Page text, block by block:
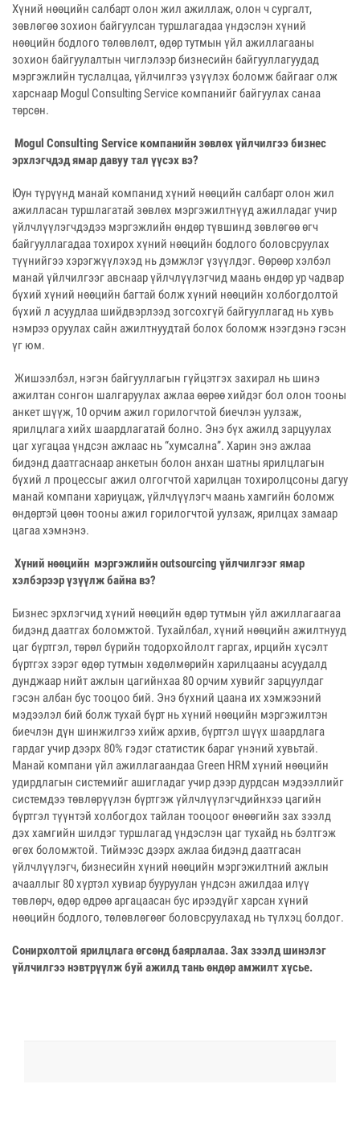
Хүний нөөцийн салбарт олон жил ажиллаж, олон ч сургалт,
зөвлөгөө зохион байгуулсан туршлагадаа үндэслэн хүний
нөөцийн бодлого төлөвлөлт, өдөр тутмын үйл ажиллагааны
зохион байгуулалтын чиглэлээр бизнесийн байгууллагуудад
мэргэжлийн туслалцаа, үйлчилгээ үзүүлэх боломж байгааг олж
харснаар Mogul Consulting Service компанийг байгуулах санаа
төрсөн.
Mogul Consulting Service компанийн зөвлөх үйлчилгээ бизнес
эрхлэгчдэд ямар давуу тал үүсэх вэ?
Юун түрүүнд манай компанид хүний нөөцийн салбарт олон жил
ажилласан туршлагатай зөвлөх мэргэжилтнүүд ажилладаг учир
үйлчлүүлэгчдэдээ мэргэжлийн өндөр түвшинд зөвлөгөө өгч
байгууллагадаа тохирох хүний нөөцийн бодлого боловсруулах
түүнийгээ хэрэгжүүлэхэд нь дэмжлэг үзүүлдэг. Өөрөөр хэлбэл
манай үйлчилгээг авснаар үйлчлүүлэгчид маань өндөр ур чадвар
бүхий хүний нөөцийн багтай болж хүний нөөцийн холбогдолтой
бүхий л асуудлаа шийдвэрлээд зогсохгүй байгууллагад нь хувь
нэмрээ оруулах сайн ажилтнуудтай болох боломж нээгдэнэ гэсэн
үг юм.
Жишээлбэл, нэгэн байгууллагын гүйцэтгэх захирал нь шинэ
ажилтан сонгон шалгаруулах ажлаа өөрөө хийдэг бол олон тооны
анкет шүүж, 10 орчим ажил горилогчтой биечлэн уулзаж,
ярилцлага хийх шаардлагатай болно. Энэ бүх ажилд зарцуулах
цаг хугацаа үндсэн ажлаас нь “хумсална”. Харин энэ ажлаа
бидэнд даатгаснаар анкетын болон анхан шатны ярилцлагын
бүхий л процессыг ажил олгогчтой харилцан тохиролцсоны дагуу
манай компани хариуцаж, үйлчлүүлэгч маань хамгийн боломж
өндөртэй цөөн тооны ажил горилогчтой уулзаж, ярилцах замаар
цагаа хэмнэнэ.
Хүний нөөцийн мэргэжлийн outsourcing үйлчилгээг ямар
хэлбэрээр үзүүлж байна вэ?
Бизнес эрхлэгчид хүний нөөцийн өдөр тутмын үйл ажиллагаагаа
бидэнд даатгах боломжтой. Тухайлбал, хүний нөөцийн ажилтнууд
цаг бүртгэл, төрөл бүрийн тодорхойлолт гаргах, ирцийн хүсэлт
бүртгэх зэрэг өдөр тутмын хөдөлмөрийн харилцааны асуудалд
дунджаар нийт ажлын цагийнхаа 80 орчим хувийг зарцуулдаг
гэсэн албан бус тооцоо бий. Энэ бүхний цаана их хэмжээний
мэдээлэл бий болж тухай бүрт нь хүний нөөцийн мэргэжилтэн
биечлэн дүн шинжилгээ хийж архив, бүртгэл шүүх шаардлага
гардаг учир дээрх 80% гэдэг статистик бараг үнэний хувьтай.
Манай компани үйл ажиллагаандаа Green HRM хүний нөөцийн
удирдлагын системийг ашигладаг учир дээр дурдсан мэдээллийг
системдээ төвлөрүүлэн бүртгэж үйлчлүүлэгчдийнхээ цагийн
бүртгэл түүнтэй холбогдох тайлан тооцоог өнөөгийн зах зээлд
дэх хамгийн шилдэг туршлагад үндэслэн цаг тухайд нь бэлтгэж
өгөх боломжтой. Тиймээс дээрх ажлаа бидэнд даатгасан
үйлчлүүлэгч, бизнесийн хүний нөөцийн мэргэжилтний ажлын
ачааллыг 80 хүртэл хувиар бууруулан үндсэн ажилдаа илүү
төвлөрч, өдөр өдрөө аргацаасан бус ирээдүйг харсан хүний
нөөцийн бодлого, төлөвлөгөөг боловсруулахад нь түлхэц болдог.
Сонирхолтой ярилцлага өгсөнд баярлалаа. Зах зээлд шинэлэг
үйлчилгээ нэвтрүүлж буй ажилд тань өндөр амжилт хүсье.